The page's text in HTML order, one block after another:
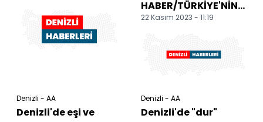
Denizli - AA
Denizli'de eşi ve
HABER/TÜRKİYE'NİN
MAĞARALARI -
mağaralarıyla da
turizme katkı...
22 Kasım 2023 - 11:19
Denizli - AA
Denizli'de "dur"